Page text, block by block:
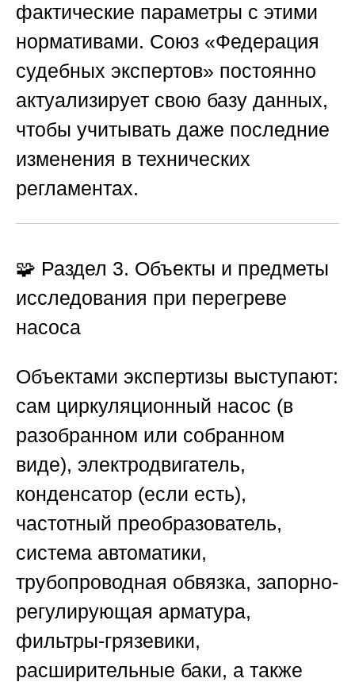
фактические параметры с этими
нормативами. Союз «Федерация
судебных экспертов» постоянно
актуализирует свою базу данных,
чтобы учитывать даже последние
изменения в технических
регламентах.
🧩 Раздел 3. Объекты и предметы
исследования при перегреве
насоса
Объектами экспертизы выступают:
сам циркуляционный насос (в
разобранном или собранном
виде), электродвигатель,
конденсатор (если есть),
частотный преобразователь,
система автоматики,
трубопроводная обвязка, запорно-
регулирующая арматура,
фильтры-грязевики,
расширительные баки, а также